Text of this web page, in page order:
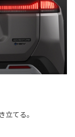
てる。